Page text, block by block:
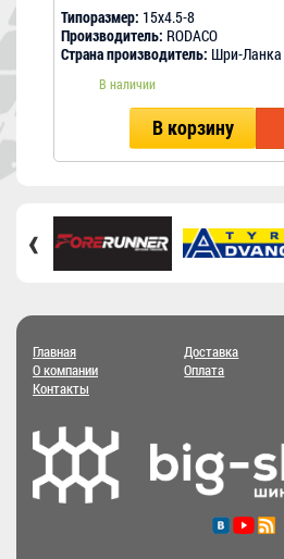
Типоразмер: 15x4.5-8
Производитель: RODACO
Страна производитель: Шри-Ланка
В наличии
В корзину
‹
Главная
О компании
Контакты
Доставка
Оплата